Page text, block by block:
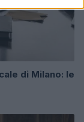
di Milano: le